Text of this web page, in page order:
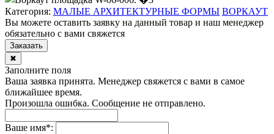
Категория: МАЛЫЕ АРХИТЕКТУРНЫЕ ФОРМЫ ВОРКАУТ
Вы можете оставить заявку на данный товар и наш менеджер
обязательно с вами свяжется
Заказать
✖
Заполните поля
Ваша заявка принята. Менеджер свяжется с вами в самое
ближайшее время.
Произошла ошибка. Сообщение не отправлено.
Ваше имя*: